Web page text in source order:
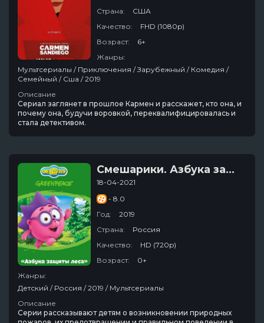
Страна:
США
Качество:
FHD (1080p)
Возраст:
6+
Жанры:
Мультсериалы / Приключения / Зарубежный / Комедия /
Семейный / Сша / 2019
Описание
Сериал заглянет в прошлое Кармен и расскажет, кто она, и
почему она, будучи воровкой, переквалифицировалась и
стала детективом.
Смешарики. Азбука защиты леса
18-04-2021
- 8.0
Год:
2019
Страна:
Россия
Качество:
HD (720p)
Возраст:
0+
Жанры:
Детский / Россия / 2019 / Мультсериалы
Описание
Серии рассказывают детям о возникновении природных